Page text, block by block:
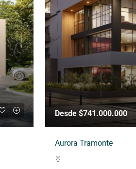
Desde $741.000.000
Aurora Tramonte